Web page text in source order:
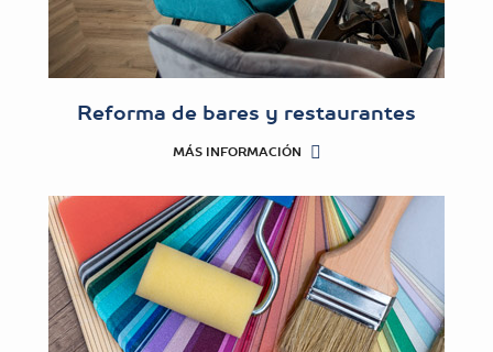
Reforma de bares y restaurantes
MÁS INFORMACIÓN